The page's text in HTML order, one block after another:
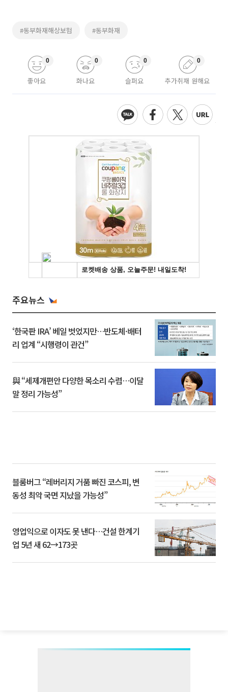
#동부화재해상보험 #동부화재
좋아요
0
화나요
0
슬퍼요
0
추가취재 원해요
0
주요뉴스
‘한국판 IRA’ 베일 벗었지만…반도체·배터
리 업계 “시행령이 관건”
與 “세제개편안 다양한 목소리 수렴…이달
말 정리 가능성”
블룸버그 “레버리지 거품 빠진 코스피, 변
동성 최악 국면 지났을 가능성”
영업익으로 이자도 못 낸다…건설 한계기
업 5년 새 62→173곳